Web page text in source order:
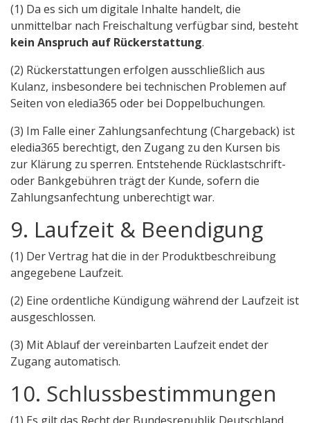
(1) Da es sich um digitale Inhalte handelt, die
unmittelbar nach Freischaltung verfügbar sind, besteht
kein Anspruch auf Rückerstattung.
(2) Rückerstattungen erfolgen ausschließlich aus
Kulanz, insbesondere bei technischen Problemen auf
Seiten von eledia365 oder bei Doppelbuchungen.
(3) Im Falle einer Zahlungsanfechtung (Chargeback) ist
eledia365 berechtigt, den Zugang zu den Kursen bis
zur Klärung zu sperren. Entstehende Rücklastschrift-
oder Bankgebühren trägt der Kunde, sofern die
Zahlungsanfechtung unberechtigt war.
9. Laufzeit & Beendigung
(1) Der Vertrag hat die in der Produktbeschreibung
angegebene Laufzeit.
(2) Eine ordentliche Kündigung während der Laufzeit ist
ausgeschlossen.
(3) Mit Ablauf der vereinbarten Laufzeit endet der
Zugang automatisch.
10. Schlussbestimmungen